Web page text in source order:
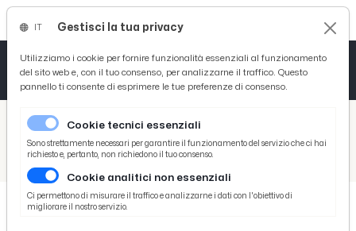
/ Picenotime
/ Ascoli Time
Ascoli Calcio: Eramo, Baschirotto e Tsadjout in visita a tre istituti scolastici cittadini
Gestisci la tua privacy
Utilizziamo i cookie per fornire funzionalità essenziali al funzionamento
del sito web e, con il tuo consenso, per analizzarne il traffico. Questo
pannello ti consente di esprimere le tue preferenze di consenso.
Cookie tecnici essenziali
Sono strettamente necessari per garantire il funzionamento del servizio che ci hai
richiesto e, pertanto, non richiedono il tuo consenso.
Cookie analitici non essenziali
Ci permettono di misurare il traffico e analizzarne i dati con l'obiettivo di
migliorare il nostro servizio.
Tutto News
Tutto Sport
Basket
Ciclismo
Tutto Curiosità